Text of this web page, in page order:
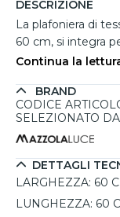
DESCRIZIONE
La plafoniera di
60 cm, si integra
moderno,
presenta un
in maniera
stili decorativi
scandinavo.
ambienti interni,
funzione di
Continua la
BRAND
CODICE
SELEZIONATO
DETTAGLI
LARGHEZZA: 60
LUNGHEZZA: 60